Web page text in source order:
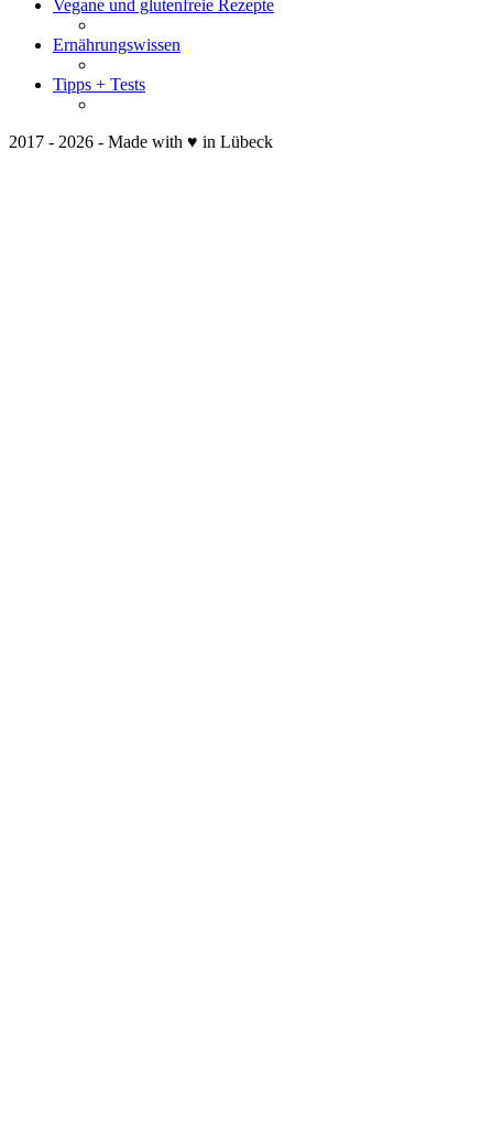
Vegane und glutenfreie Rezepte
Ernährungswissen
Tipps + Tests
2017 - 2026 - Made with ♥ in Lübeck